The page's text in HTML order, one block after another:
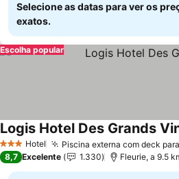
Selecione as datas para ver os
exatos.
Escolha popular
3 EstrelasHotel Piscina externa com deck
Logis Hotel Des Grands
8,7 Excelente 1.330 Fleurie, a 9.5